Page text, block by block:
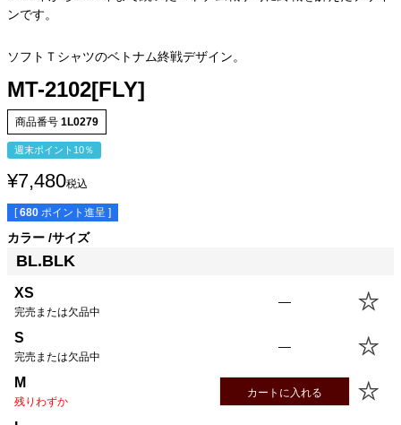
ンです。
サイズ 身丈
XS
S
58.0cm45.5cm
M
41.5cm
L
64.0cm
ソフトＴシャツのベトナム終戦デザイン。
MT-2102[FLY]
商品番号 1L0279
週末ポイント10％
¥7,480税込
[ 680 ポイント進呈 ]
カラー サイズ
BL.BLK
XS
完売または欠品中
—
S
完売または欠品中
—
M
残りわずか
カートに入れる